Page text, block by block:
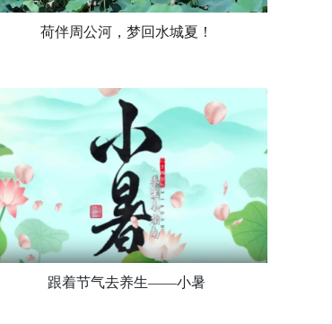
荷伴周公河，梦回水城夏！
跟着节气去养生——小暑